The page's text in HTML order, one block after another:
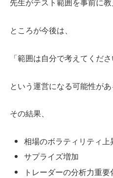
先生がテスト範囲を事前に教
ところが今後は、
「範囲は自分で考えてくださ
という運営になる可能性があ
その結果、
相場のボラティリティ上
サプライズ増加
トレーダーの分析力重要